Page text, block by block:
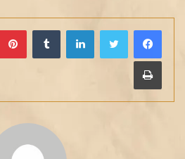
لينكدإن
طباعة